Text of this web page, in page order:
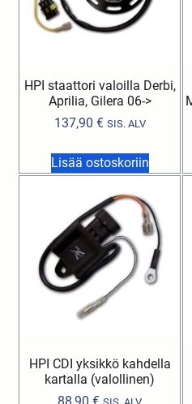
HPI staattori valoilla Derbi,
Aprilia, Gilera 06->
137,90 € SIS. ALV
Lisää ostoskoriin
HPI CDI yksikkö kahdella
kartalla (valollinen)
88,90€